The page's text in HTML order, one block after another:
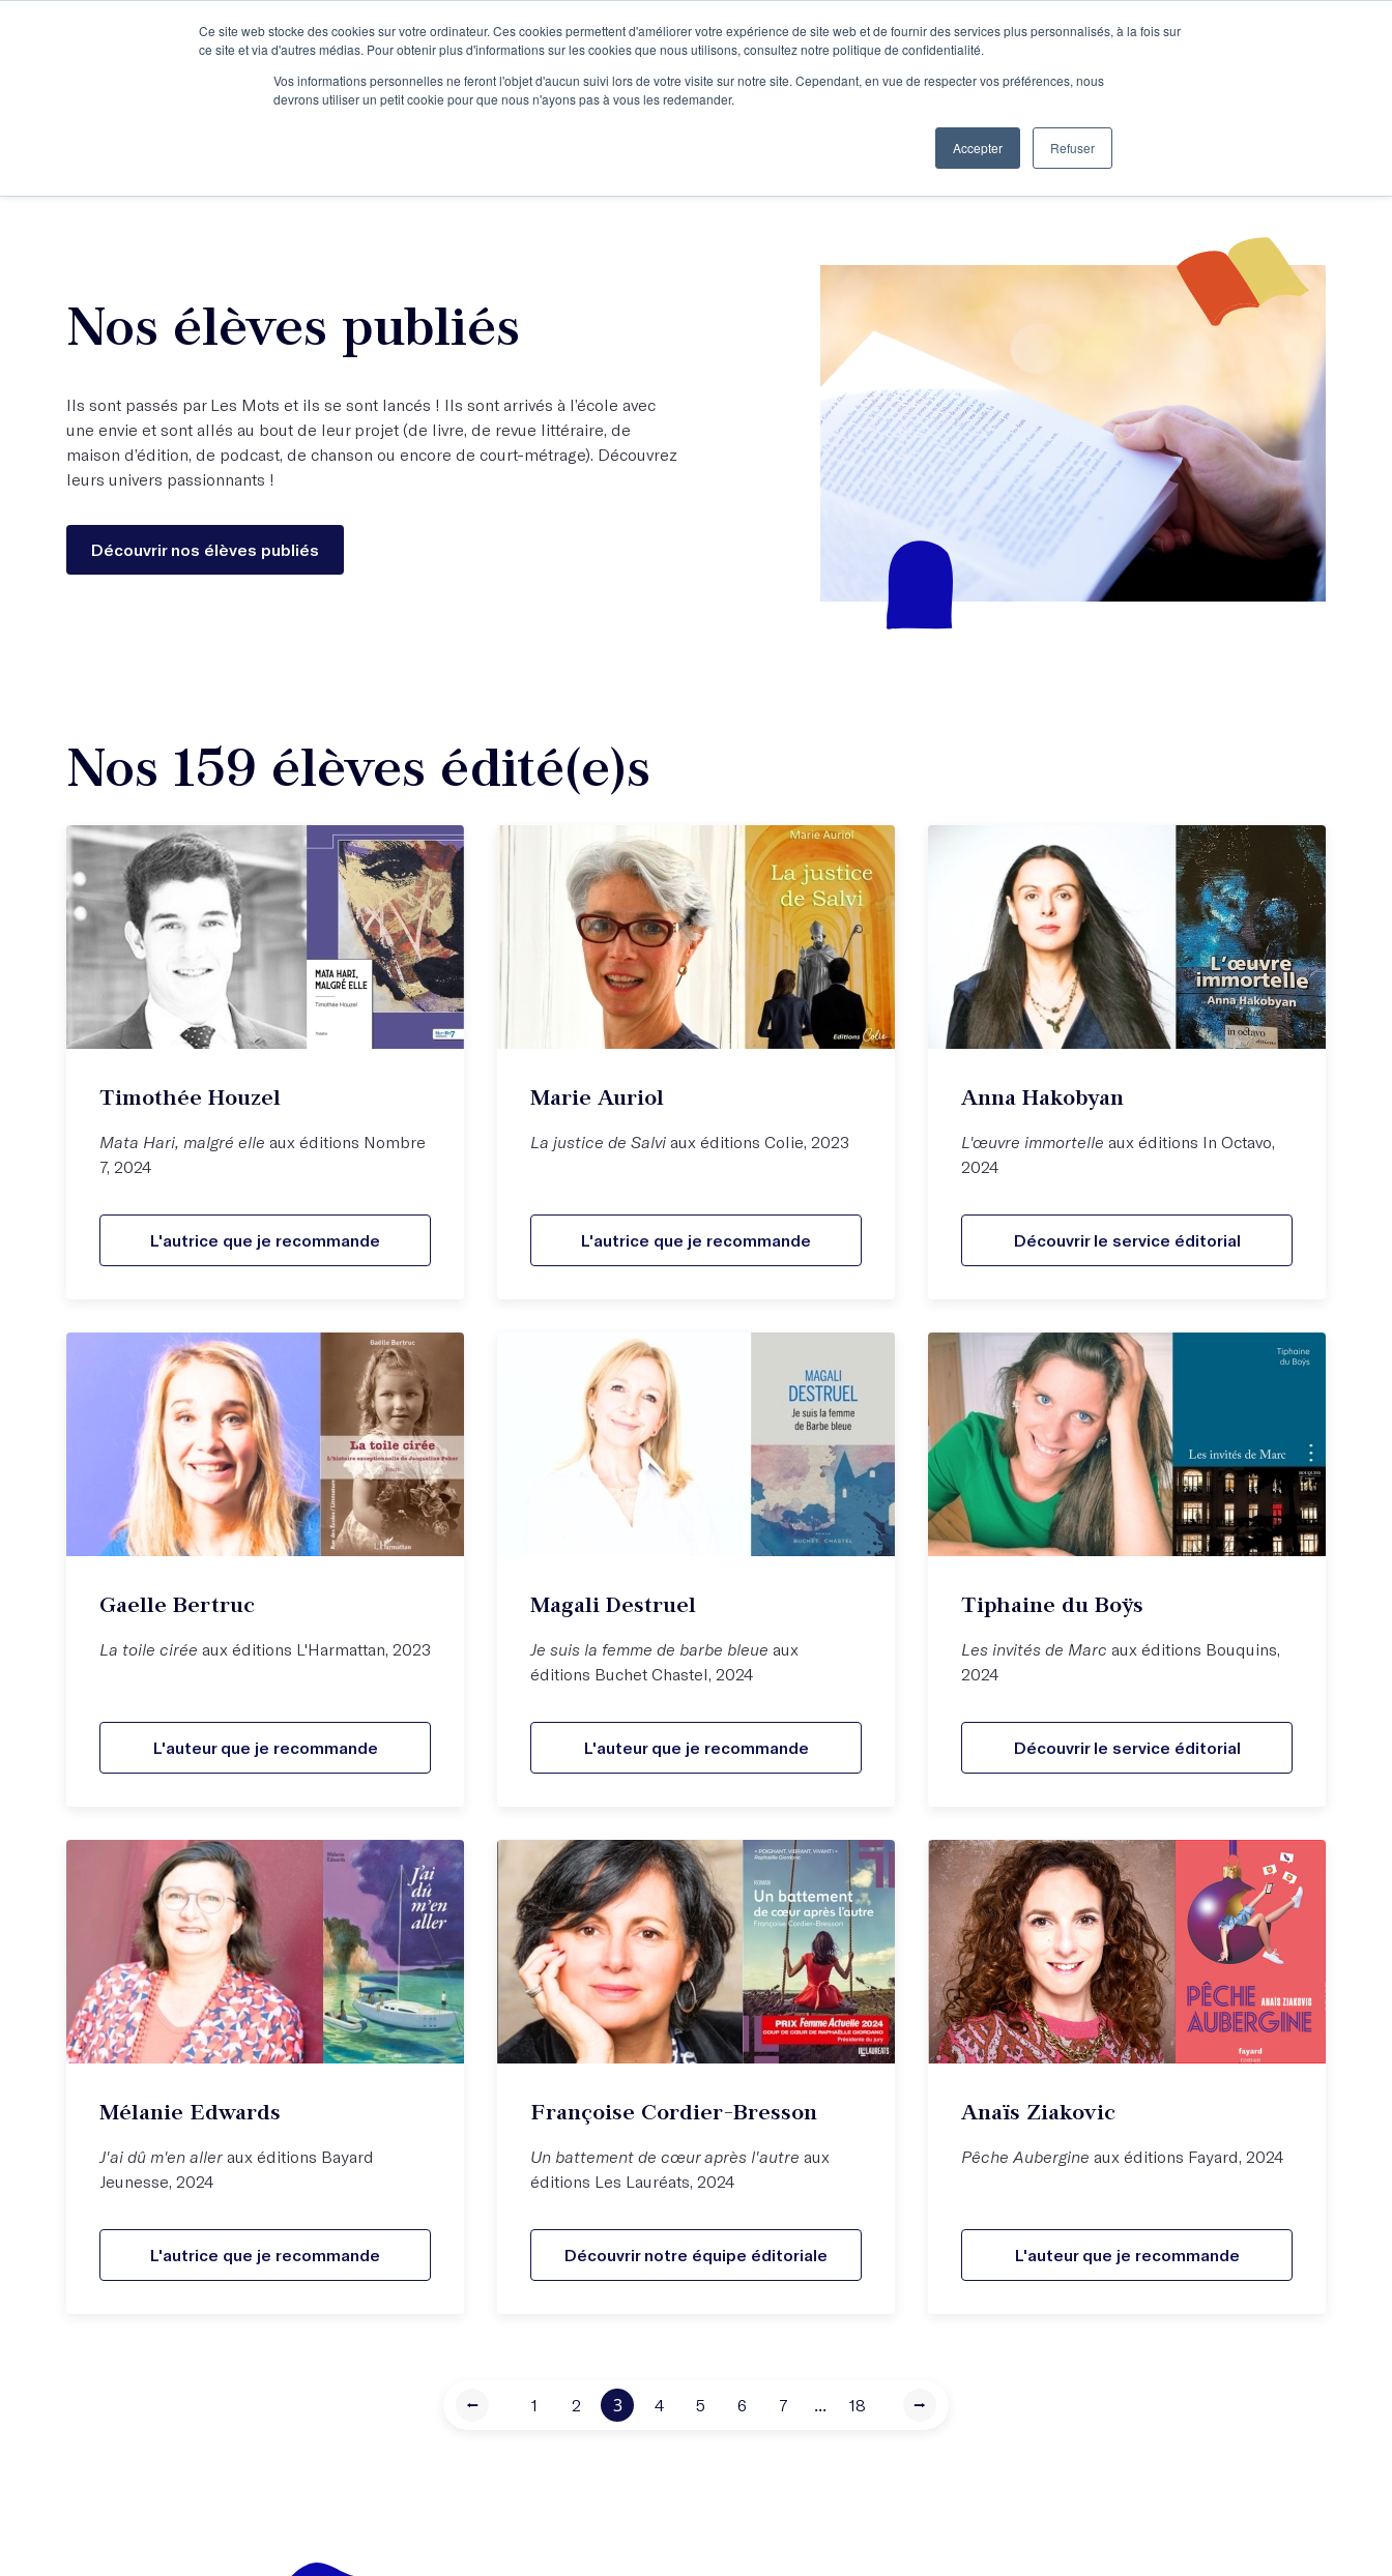
Ce site web stocke des cookies sur votre ordinateur. Ces cookies permettent d'améliorer votre expérience de site web et de fournir des services plus personnalisés, à la fois sur
ce site et via d'autres médias. Pour obtenir plus d'informations sur les cookies que nous utilisons, consultez notre politique de confidentialité.
Vos informations personnelles ne feront l'objet d'aucun suivi lors de votre visite sur notre site. Cependant, en vue de respecter vos préférences, nous
devrons utiliser un petit cookie pour que nous n'ayons pas à vous les redemander.
Accepter Refuser
Je participe à une session d’information Le podcast L'infolettre Se connecter Je découvre les ateliers
Entreprises
Nos élèves publiés
Ils sont passés par Les Mots et ils se sont lancés ! Ils sont arrivés à l’école avec
une envie et sont allés au bout de leur projet (de livre, de revue littéraire, de
maison d’édition, de podcast, de chanson ou encore de court-métrage). Découvrez
leurs univers passionnants !
Découvrir nos élèves publiés
Nos 159 élèves édité(e)s
Timothée Houzel
Mata Hari, malgré elle aux éditions Nombre
7, 2024
L'autrice que je recommande
Marie Auriol
La justice de Salvi aux éditions Colie, 2023
L'autrice que je recommande
Anna Hakobyan
L'œuvre immortelle aux éditions In Octavo,
2024
Découvrir le service éditorial
Gaelle Bertruc
La toile cirée aux éditions L'Harmattan, 2023
L'auteur que je recommande
Magali Destruel
Je suis la femme de barbe bleue aux
éditions Buchet Chastel, 2024
L'auteur que je recommande
Tiphaine du Boÿs
Les invités de Marc aux éditions Bouquins,
2024
Découvrir le service éditorial
Mélanie Edwards
J'ai dû m'en aller aux éditions Bayard
Jeunesse, 2024
L'autrice que je recommande
Françoise Cordier-Bresson
Un battement de cœur après l'autre aux
éditions Les Lauréats, 2024
Découvrir notre équipe éditoriale
Anaïs Ziakovic
Pêche Aubergine aux éditions Fayard, 2024
L'auteur que je recommande
⭠ 1 2 3 4 5 6 7 ... 18 ⭢